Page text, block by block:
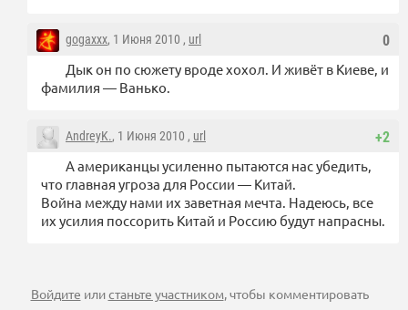
0
gogaxxx, 1 Июня 2010 , url
Дык он по сюжету вроде хохол. И живёт в Киеве, и
фамилия — Ванько.
+2
AndreyK., 1 Июня 2010 , url
А американцы усиленно пытаются нас убедить,
что главная угроза для России — Китай.
Война между нами их заветная мечта. Надеюсь, все
их усилия поссорить Китай и Россию будут напрасны.
Войдите илистаньте участником, чтобы комментировать